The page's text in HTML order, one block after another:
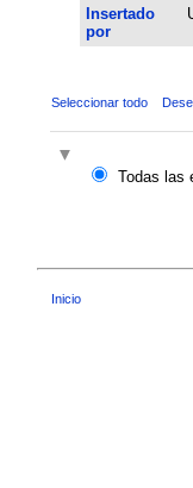
Insertado
por
Seleccionar todo
Todas las
Inicio